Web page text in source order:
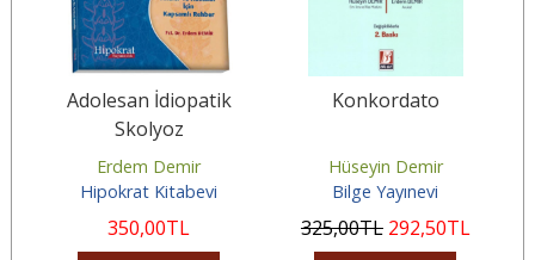
Adolesan İdiopatik
Skolyoz
Erdem Demir
Hipokrat Kitabevi
350,00TL
Konkordato
Hüseyin Demir
Bilge Yayınevi
325,00TL 292,50TL